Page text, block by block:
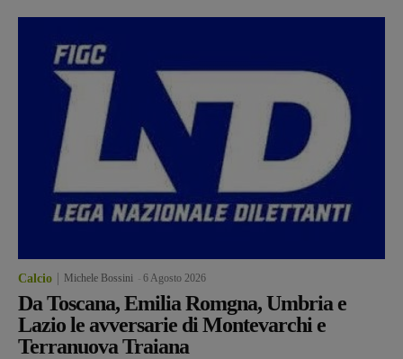
Calcio Michele Bossini 6 Agosto 2026
Da Toscana, Emilia Romgna, Umbria e
Lazio le avversarie di Montevarchi e
Terranuova Traiana